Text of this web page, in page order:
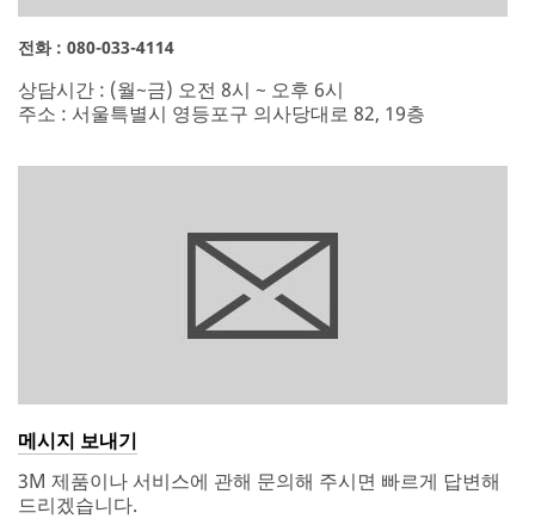
전화 : 080-033-4114
상담시간 : (월~금) 오전 8시 ~ 오후 6시
주소 : 서울특별시 영등포구 의사당대로 82, 19층
메시지 보내기
3M 제품이나 서비스에 관해 문의해 주시면 빠르게 답변해
드리겠습니다.